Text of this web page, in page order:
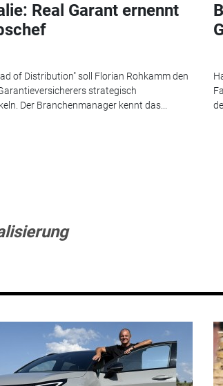
Real Garant ernennt
of Distribution" soll Florian Rohkamm den
strategisch
Der Branchenmanager kennt das...